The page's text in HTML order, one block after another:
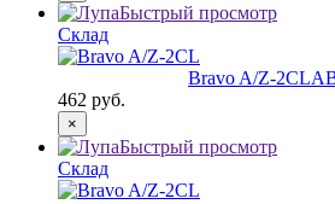
Быстрый просмотр
Склад
Bravo A/Z-2CL
462 руб.
×
Быстрый просмотр
Склад